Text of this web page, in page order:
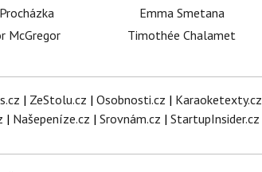
McGregor
Emma Smetana
Timothée Chalamet
| ZeStolu.cz | Osobnosti.cz | Karaoketexty.cz
| Našepeníze.cz | Srovnám.cz | StartupInsider.cz